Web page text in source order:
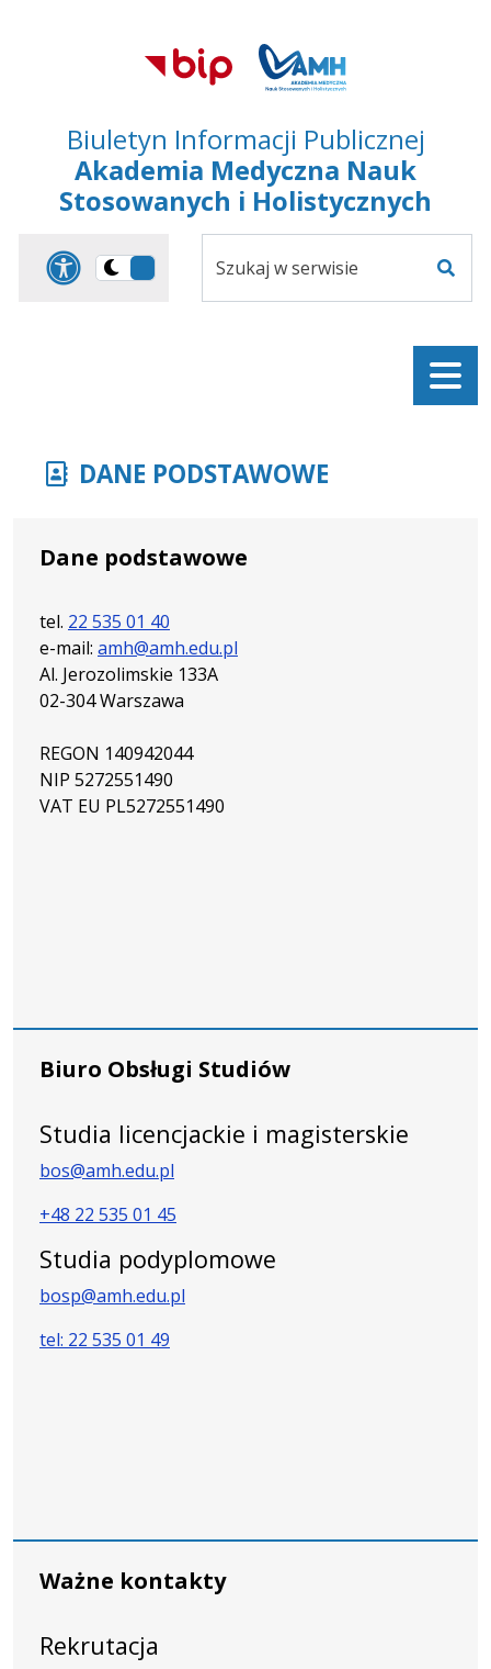
Przejdź do
głównego menu
Przejdź do treści
Przejdź do mapy
serwisu
Biuletyn Informacji Publicznej
Akademia Medyczna Nauk
Stosowanych i Holistycznych
Panel dostosowania
Przełącz
serwisie
Menu
DANE PODSTAWOWE
Dane podstawowe
tel. 22 535 01 40
e-mail: amh@amh.edu.pl
Al. Jerozolimskie 133A
02-304 Warszawa
REGON 140942044
NIP 5272551490
VAT EU PL5272551490
Biuro Obsługi Studiów
Studia licencjackie i magisterskie
bos@amh.edu.pl
+48 22 535 01 45
Studia podyplomowe
bosp@amh.edu.pl
tel: 22 535 01 49
Ważne kontakty
Rekrutacja